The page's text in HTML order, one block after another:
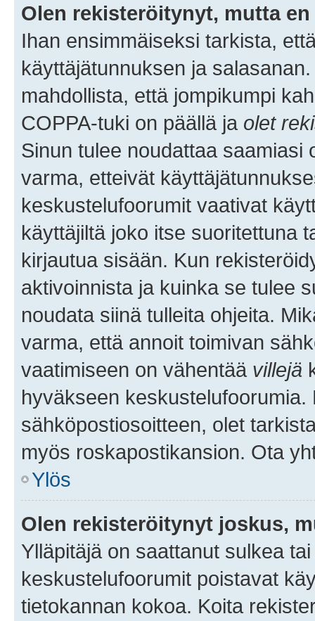
Olen rekisteröitynyt, mutta
Ihan ensimmäiseksi tarkista,
käyttäjätunnuksen ja
mahdollista, että jompikumpi
COPPA-tuki on päällä ja olet
Sinun tulee noudattaa saamiasi
varma, etteivät
keskustelufoorumit vaativat
käyttäjiltä joko itse suoritettuna
kirjautua sisään. Kun
aktivoinnista ja kuinka se tulee
noudata siinä tulleita ohjeita.
varma, että annoit toimivan
vaatimiseen on vähentää villejä
hyväkseen
sähköpostiosoitteen, olet
myös roskapostikansion. Ota
Ylös
Olen rekisteröitynyt joskus,
Ylläpitäjä on saattanut sulkea
keskustelufoorumit poistavat
tietokannan kokoa. Koita